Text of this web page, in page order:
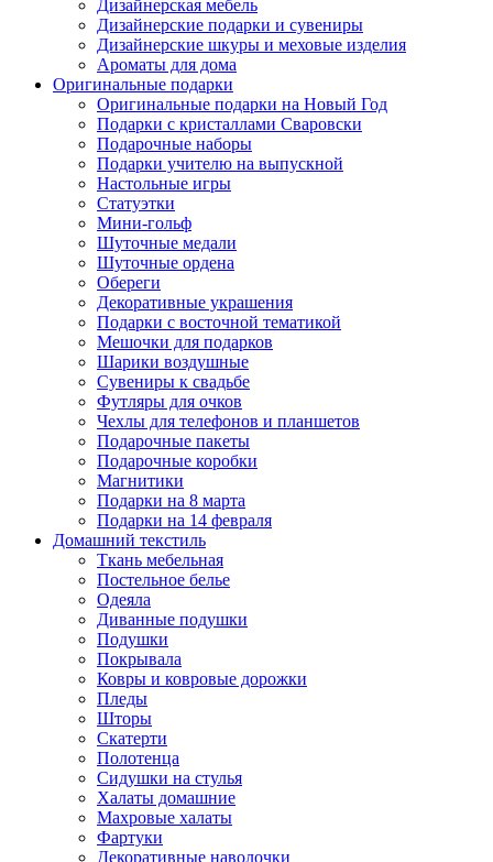
Дизайнерская мебель
Дизайнерские подарки и сувениры
Дизайнерские шкуры и меховые изделия
Ароматы для дома
Оригинальные подарки
Оригинальные подарки на Новый Год
Подарки с кристаллами Сваровски
Подарочные наборы
Подарки учителю на выпускной
Настольные игры
Статуэтки
Мини-гольф
Шуточные медали
Шуточные ордена
Обереги
Декоративные украшения
Подарки с восточной тематикой
Мешочки для подарков
Шарики воздушные
Сувениры к свадьбе
Футляры для очков
Чехлы для телефонов и планшетов
Подарочные пакеты
Подарочные коробки
Магнитики
Подарки на 8 марта
Подарки на 14 февраля
Домашний текстиль
Ткань мебельная
Постельное белье
Одеяла
Диванные подушки
Подушки
Покрывала
Ковры и ковровые дорожки
Пледы
Шторы
Скатерти
Полотенца
Сидушки на стулья
Халаты домашние
Махровые халаты
Фартуки
Декоративные наволочки